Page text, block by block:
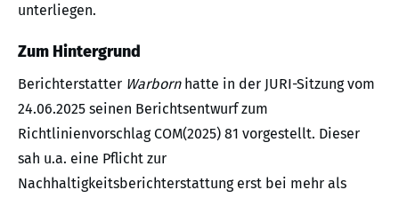
unterliegen.
Zum Hintergrund
Berichterstatter Warbornhatte in der JURI-Sitzung vom
24.06.2025 seinen Berichtsentwurf zum
Richtlinienvorschlag COM(2025) 81 vorgestellt. Dieser
sah u.a. eine Pflicht zur
Nachhaltigkeitsberichterstattung erst bei mehr als